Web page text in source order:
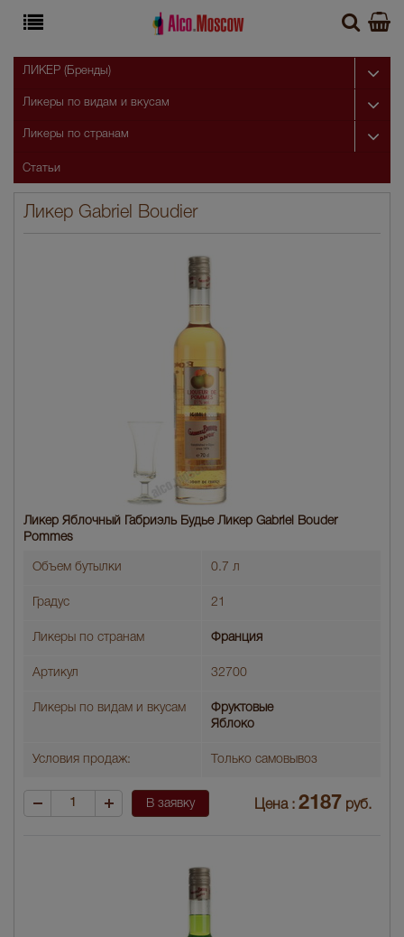
Ликер Gabriel Boudier
Ликер Яблочный Габриэль Будье Ликер Gabriel Bouder
Pommes
Объем бутылки 0.7 л
Градус 21
Ликеры по странам Франция
Артикул 32700
Ликеры по видам и вкусам
Фруктовые
Яблоко
Условия продаж: Только самовывоз
В заявку Цена : 2187 руб.
ЛИКЕР (Бренды)
Ликеры по видам и вкусам
Ликеры по странам
Статьи